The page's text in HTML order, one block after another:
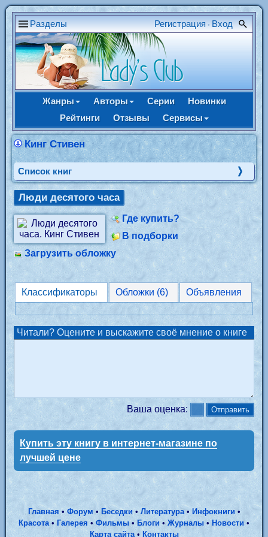
Разделы Регистрация • Вход
Жанры Авторы Серии
Новинки
Рейтинги
Отзывы Сервисы
Кинг Стивен
Cписок книг
Люди десятого часа
Где купить?
В подборки
Загрузить обложку
Классификаторы Обложки (6) Объявления
Читали? Оцените и выскажите своё мнение о книге
Ваша оценка:
Купить эту книгу в интернет-магазине по
лучшей цене
Главная • Форум • Беседки• Литература• Инфокниги •
Красота•Галерея• Фильмы•Блоги• Журналы • Новости •
Карта сайта• Контакты